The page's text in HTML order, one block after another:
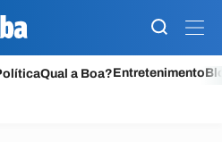
Qual a Boa?Entretenimento